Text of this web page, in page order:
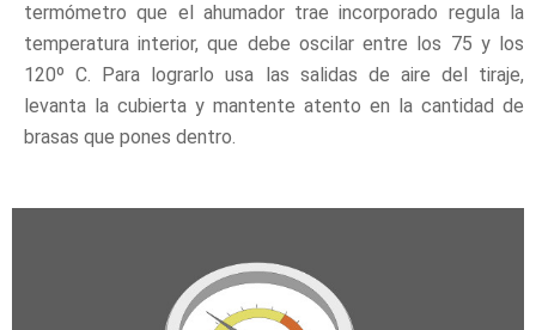
termómetro que el ahumador trae incorporado regula la
temperatura interior, que debe oscilar entre los 75 y los
120º C. Para lograrlo usa las salidas de aire del tiraje,
levanta la cubierta y mantente atento en la cantidad de
brasas que pones dentro.